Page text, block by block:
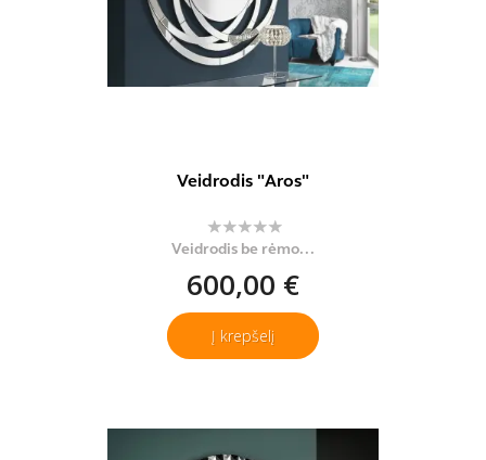
Veidrodis "Aros"
Veidrodis be rėmo...
600,00 €
Į krepšelį